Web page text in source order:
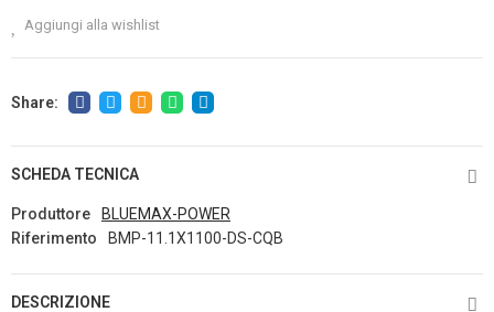
Aggiungi alla wishlist
SCHEDA TECNICA
Produttore
BLUEMAX-POWER
Riferimento
BMP-11.1X1100-DS-CQB
DESCRIZIONE